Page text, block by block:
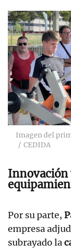
Imagen del
CEDIDA
Innovación
Por su parte,
empresa
subrayado la